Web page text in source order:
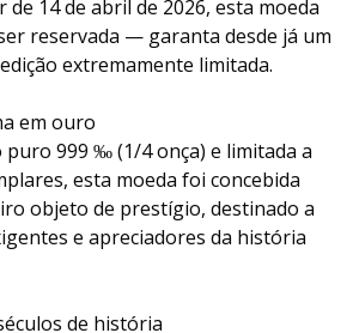
14 de abril de 2026, esta moeda
reservada — garanta desde já um
extremamente limitada.
em ouro
puro 999 ‰ (1/4 onça) e limitada a
esta moeda foi concebida
objeto de prestígio, destinado a
e apreciadores da história
de história